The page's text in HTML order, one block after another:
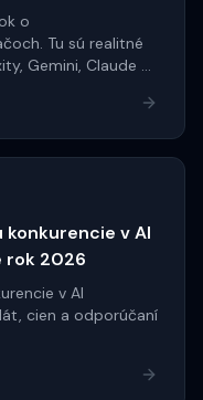
o
Tu sú realitné
Gemini, Claude a
konkurencie v AI
rok 2026
v AI
cien a odporúčaní